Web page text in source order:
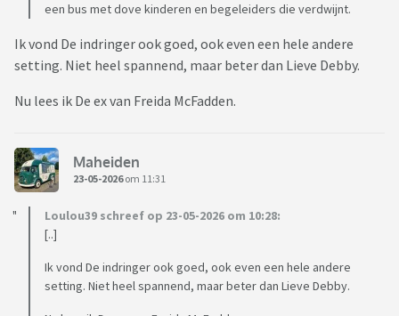
een bus met dove kinderen en begeleiders die verdwijnt.
Ik vond De indringer ook goed, ook even een hele andere
setting. Niet heel spannend, maar beter dan Lieve Debby.
Nu lees ik De ex van Freida McFadden.
Maheiden
23-05-2026om 11:31
Loulou39 schreef op 23-05-2026 om 10:28:
[..]
Ik vond De indringer ook goed, ook even een hele andere
setting. Niet heel spannend, maar beter dan Lieve Debby.